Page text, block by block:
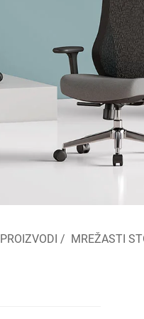
PROIZVODI / MREŽASTI